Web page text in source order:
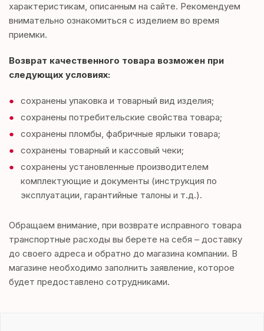
характеристикам, описанным на сайте. Рекомендуем
внимательно ознакомиться с изделием во время
приемки.
Возврат качественного товара возможен при
следующих условиях:
сохранены упаковка и товарный вид изделия;
сохранены потребительские свойства товара;
сохранены пломбы, фабричные ярлыки товара;
сохранены товарный и кассовый чеки;
сохранены установленные производителем
комплектующие и документы (инструкция по
эксплуатации, гарантийные талоны и т.д.).
Обращаем внимание, при возврате исправного товара
транспортные расходы вы берете на себя – доставку
до своего адреса и обратно до магазина компании. В
магазине необходимо заполнить заявление, которое
будет предоставлено сотрудниками.